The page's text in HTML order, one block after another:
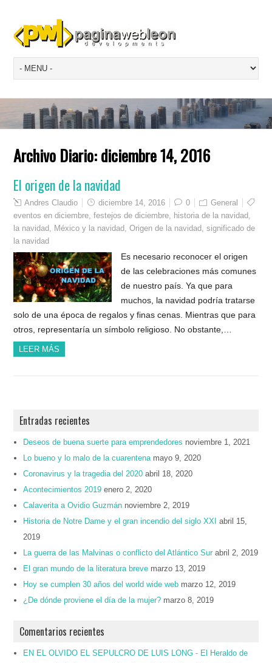
Archivo Diario:diciembre 14, 2016
El origen de la navidad
Andres Claudio diciembre 14, 2016 0
General
eventos en diciembre ,festejos de diciembre historia de la navidad
la navidad
México y la navidad ,Origen de la navidad ,significado de
la navidad
Es necesario reconocer el origen
de las celebraciones más comunes
de nuestro país. Ya que para
muchos, la navidad podría tratarse
solo de una época de regalos y finas cenas. Mientras que para
otros, representaría un símbolo religioso. No obstante,…
LEER MÁS
Entradas recientes
Deseos de buena suerte para emprendedores noviembre 1, 2021
Lo bueno y lo malo de la cuarentena mayo 9, 2020
Coronavirus y la tragedia del 2020 abril 18, 2020
Acontecimientos 2019 enero 2, 2020
Calaverita a Ovidio Guzmán noviembre 2, 2019
Historia de Notre Dame y el gran incendio del siglo XXI
abril 15,
2019
La guerra de las Malvinas o conflicto del Atlántico Sur abril 2, 2019
El gran mundo de la literatura breve marzo 13, 2019
Hoy se cumplen 30 años del world wide web marzo 12, 2019
¿De dónde proviene el día de la mujer? marzo 8, 2019
Comentarios recientes
EN EL OLVIDO EL SEPULCRO DE LUIS LONG - El Heraldo de